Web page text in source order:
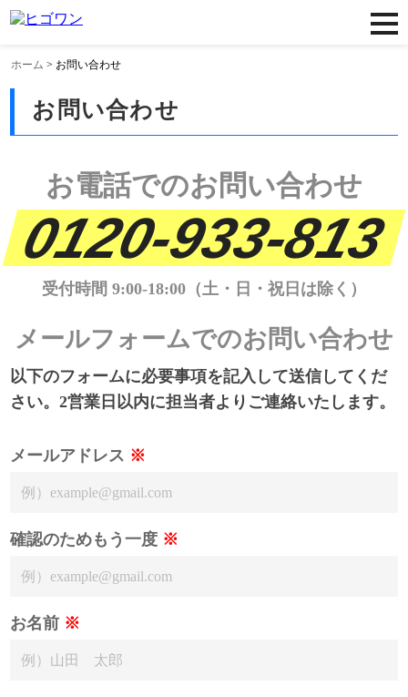
ホーム > お問い合わせ
お問い合わせ
お電話でのお問い合わせ
0120-933-813
受付時間 9:00-18:00（土・日・祝日は除く）
メールフォームでのお問い合わせ
以下のフォームに必要事項を記入して送信してくだ
さい。 2営業日以内に担当者よりご連絡いたします。
メールアドレス ※
確認のためもう一度 ※
お名前 ※